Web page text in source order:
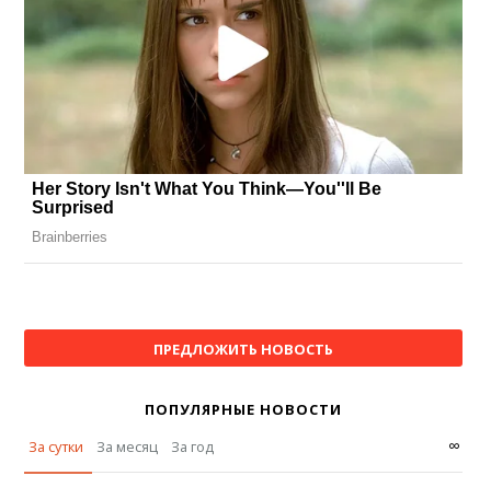
ПРЕДЛОЖИТЬ НОВОСТЬ
ПОПУЛЯРНЫЕ НОВОСТИ
За сутки
За месяц За год ∞